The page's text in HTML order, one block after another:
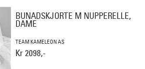
BUNADSKJORTE M NUPPERELLE,
DAME
TEAM KAMELEON AS
Kr 2098,-